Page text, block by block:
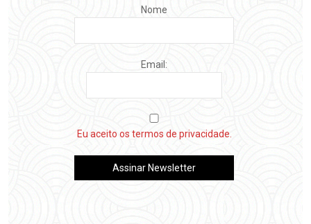
Nome
Email:
Eu aceito os termos de privacidade.